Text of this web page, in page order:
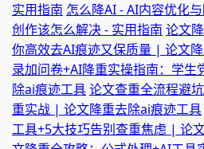
实用指南 怎么降AI - AI内容优化
创作该怎么解决 - 实用指南 论文
你高效去AI痕迹又保质量 | 论文
录加问卷+AI降重实操指南：学
除ai痕迹工具论文查重全流程避
重实战 | 论文降重去除ai痕迹工具
工具+5大技巧告别查重焦虑 | 论